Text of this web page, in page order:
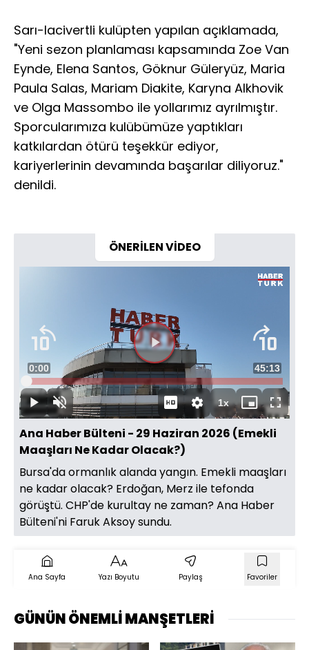
Sarı-lacivertli kulüpten yapılan açıklamada,
"Yeni sezon planlaması kapsamında Zoe Van
Eynde, Elena Santos, Göknur Güleryüz, Maria
Paula Salas, Mariam Diakite, Karyna Alkhovik
ve Olga Massombo ile yollarımız ayrılmıştır.
Sporcularımıza kulübümüze yaptıkları
katkılardan ötürü teşekkür ediyor,
kariyerlerinin devamında başarılar diliyoruz."
denildi.
ÖNERİLEN VİDEO
Videoyu
Oynat
OynatSesi
Aç
Süre
0:00 Toplam
Süre
45:13
Yüklendi:
0.37%
1xOynatma
Hızı
Mini
oynatıcı
Tam
Ekran
Ana Haber Bülteni - 29 Haziran 2026 (Emekli
Maaşları Ne Kadar Olacak?)
Bursa'da ormanlık alanda yangın. Emekli maaşları
ne kadar olacak? Erdoğan, Merz ile tefonda
görüştü. CHP'de kurultay ne zaman? Ana Haber
Bülteni'ni Faruk Aksoy sundu.
Ana Sayfa Yazı Boyutu Paylaş Favoriler
GÜNÜN ÖNEMLİ MANŞETLERİ